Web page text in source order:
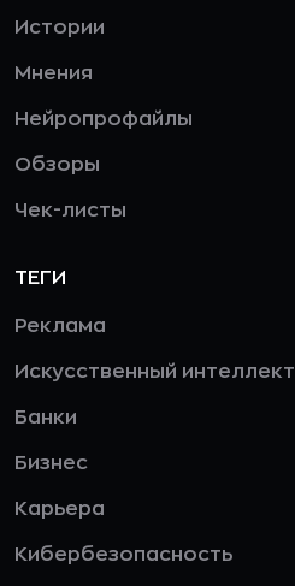
Истории
Мнения
Нейропрофайлы
Обзоры
Чек-листы
ТЕГИ
Реклама
Искусственный интеллект
Банки
Бизнес
Карьера
Кибербезопасность